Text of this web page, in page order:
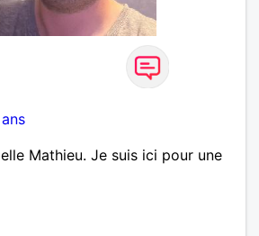
Mathieu. Je suis ici pour une